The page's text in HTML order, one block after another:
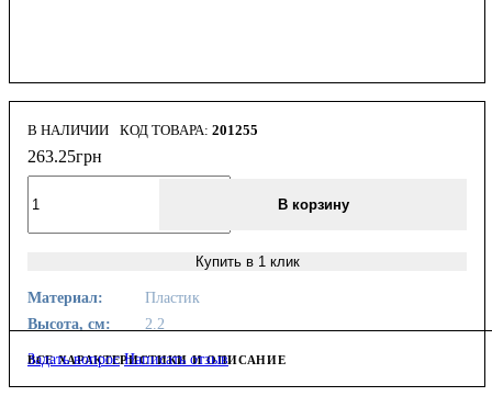
В НАЛИЧИИ 201255
263.25грн
В корзину
Купить в 1 клик
Материал:
Пластик
Высота, см:
2.2
ВСЕ ХАРАКТЕРИСТИКИ И ОПИСАНИЕ
Задать вопрос Написать отзыв